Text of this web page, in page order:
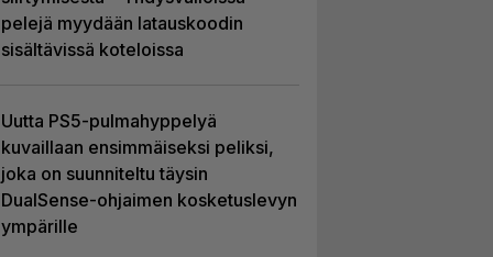
pelejä myydään latauskoodin
sisältävissä koteloissa
Uutta PS5-pulmahyppelyä
kuvaillaan ensimmäiseksi peliksi,
joka on suunniteltu täysin
DualSense-ohjaimen kosketuslevyn
ympärille